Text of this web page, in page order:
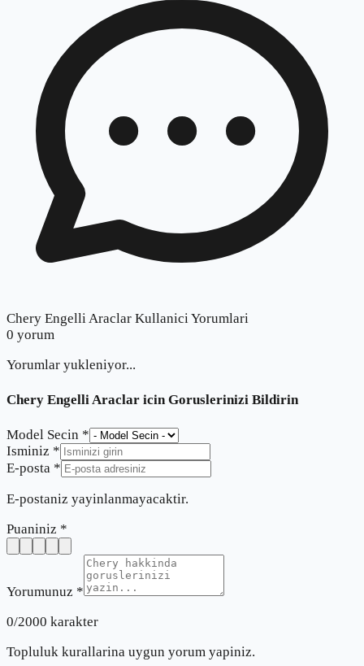
Chery Engelli Araclar Kullanici Yorumlari
0 yorum
Yorumlar yukleniyor...
Chery Engelli Araclar icin Goruslerinizi Bildirin
Model Secin *
Isminiz *
E-posta *
E-postaniz yayinlanmayacaktir.
Puaniniz *
Yorumunuz *
0/2000 karakter
Topluluk kurallarina uygun yorum yapiniz.